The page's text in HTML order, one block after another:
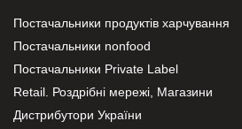
Постачальники продуктів харчування
Постачальники nonfood
Постачальники Private Label
Retail. Роздрібні мережі, Магазини
Дистрибутори України